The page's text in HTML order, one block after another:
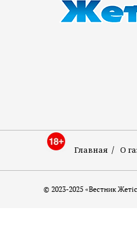
Главная О
© 2023-2025 «Вестник